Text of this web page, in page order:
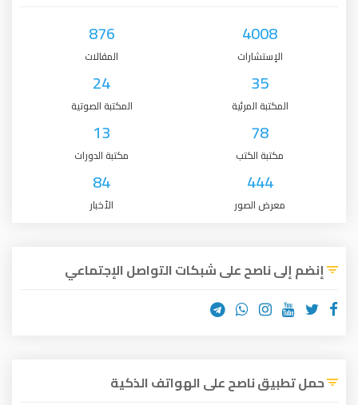
4008
الإستشارات
876
المقالات
35
المكتبة المرئية
24
المكتبة الصوتية
78
مكتبة الكتب
13
مكتبة الدورات
444
معرض الصور
84
الأخبار
إنضم إلى ناصح على شبكات التواصل الإجتماعي
حمل تطبيق ناصح على الهواتف الذكية